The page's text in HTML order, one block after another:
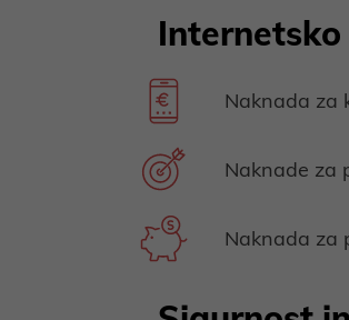
Naknada za
Naknade za
Naknada za